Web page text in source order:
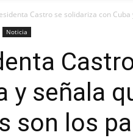
Castro se solidariza con Cuba
Noticia
y señala
son los